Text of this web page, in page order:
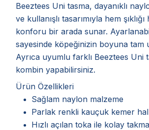
Beeztees Uni tasma, dayanıklı
ve kullanışlı tasarımıyla hem
konforu bir arada sunar.
sayesinde köpeğinizin boyuna tam
Ayrıca uyumlu farklı Beeztees Uni
kombin yapabilirsiniz.
Ürün Özellikleri
Sağlam naylon malzeme
Parlak renkli kauçuk kemer
Hızlı açılan toka ile kolay takma